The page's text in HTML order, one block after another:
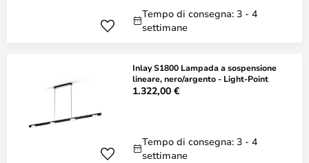
Tempo di consegna: 3 - 4
settimane
Inlay S1800 Lampada a sospensione
lineare, nero/argento - Light-Point
1.322,00 €
Tempo di consegna: 3 - 4
settimane